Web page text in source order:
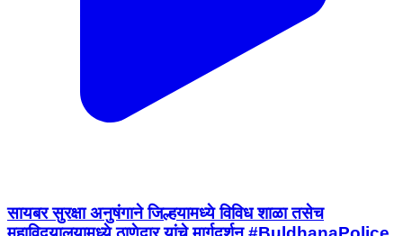
सायबर सुरक्षा अनुषंगाने जिल्हयामध्ये विविध शाळा तसेच